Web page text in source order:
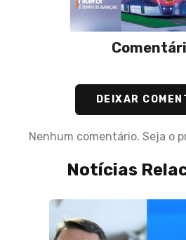
DEIXAR
Nenhum comentário. Seja o
Notícias